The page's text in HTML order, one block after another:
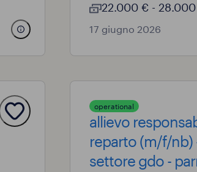
22.000 € -
17 giugno 2026
operational
allievo
reparto (m/f/nb)
settore gdo -